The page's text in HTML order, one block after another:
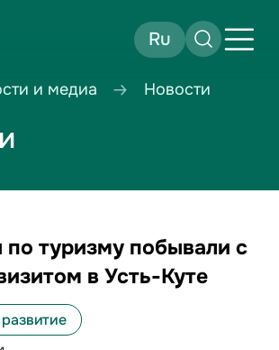
Ru
и медиа Новости
туризму побывали с
в Усть-Куте